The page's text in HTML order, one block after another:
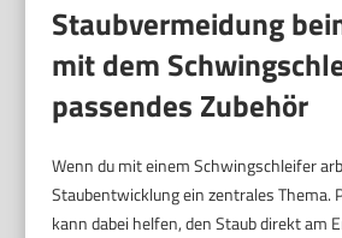
Staubvermeidung
mit dem
passendes Zubehör
Wenn du mit einem Schwingschleifer
Staubentwicklung ein zentrales Thema.
kann dabei helfen, den Staub direkt am